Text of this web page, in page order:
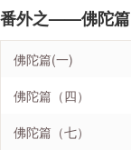
番外之——佛陀篇
佛陀篇(一)
佛陀篇（四）
佛陀篇（七）